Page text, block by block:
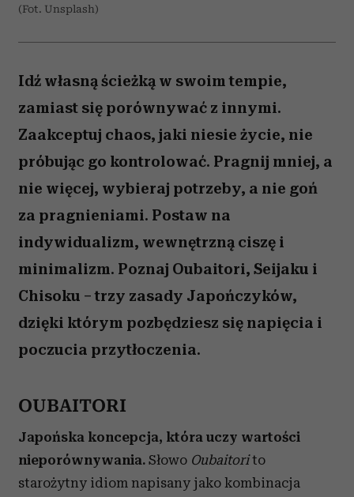
(Fot. Unsplash)
Idź własną ścieżką w swoim tempie,
zamiast się porównywać z innymi.
Zaakceptuj chaos, jaki niesie życie, nie
próbując go kontrolować. Pragnij mniej, a
nie więcej, wybieraj potrzeby, a nie goń
za pragnieniami. Postaw na
indywidualizm, wewnętrzną ciszę i
minimalizm. Poznaj Oubaitori, Seijaku i
Chisoku – trzy zasady Japończyków,
dzięki którym pozbędziesz się napięcia i
poczucia przytłoczenia.
OUBAITORI
Japońska koncepcja, która uczy wartości
nieporównywania. Słowo Oubaitorito
starożytny idiom napisany jako kombinacja